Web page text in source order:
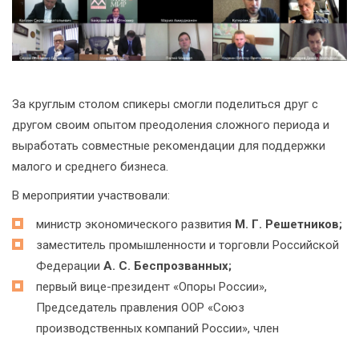
За круглым столом спикеры смогли поделиться друг с
другом своим опытом преодоления сложного периода и
выработать совместные рекомендации для поддержки
малого и среднего бизнеса.
В мероприятии участвовали:
министр экономического развития М. Г. Решетников;
заместитель промышленности и торговли Российской
Федерации А. С. Беспрозванных;
первый вице-президент «Опоры России»,
Председатель правления ООР «Союз
производственных компаний России», член